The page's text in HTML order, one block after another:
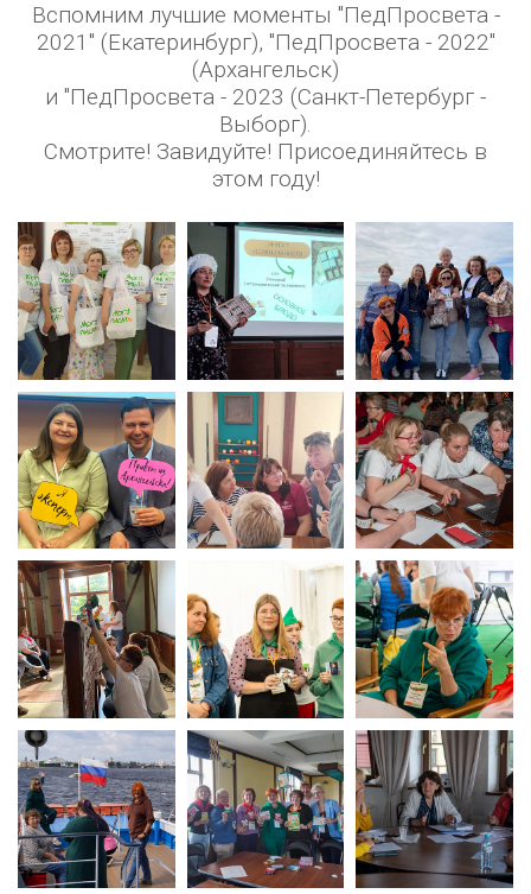
Вспомним лучшие моменты "ПедПросвета -
2021" (Екатеринбург), "ПедПросвета - 2022"
(Архангельск)
и "ПедПросвета - 2023 (Санкт-Петербург -
Выборг).
Смотрите! Завидуйте! Присоединяйтесь в
этом году!